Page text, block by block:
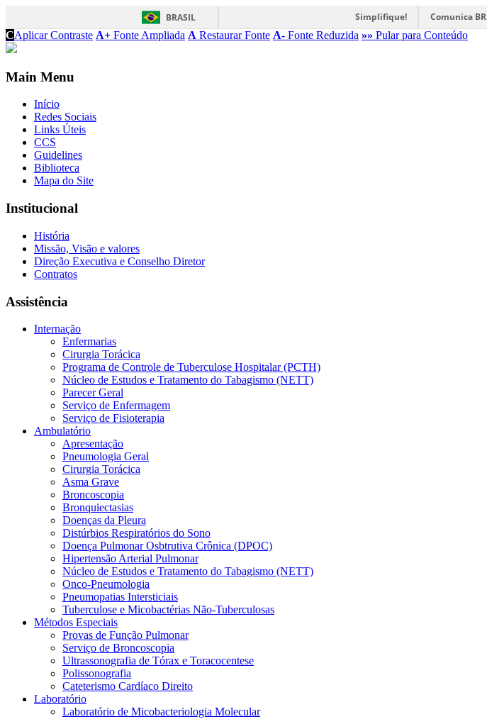
BRASIL Simplifique! Comunica BR
CAplicar Contraste A+ Fonte Ampliada A Restaurar Fonte A- Fonte Reduzida »» Pular para Conteúdo
Main Menu
Início
Redes Sociais
Links Úteis
CCS
Guidelines
Biblioteca
Mapa do Site
Institucional
História
Missão, Visão e valores
Direção Executiva e Conselho Diretor
Contratos
Assistência
Internação
Enfermarias
Cirurgia Torácica
Programa de Controle de Tuberculose Hospitalar (PCTH)
Núcleo de Estudos e Tratamento do Tabagismo (NETT)
Parecer Geral
Serviço de Enfermagem
Serviço de Fisioterapia
Ambulatório
Apresentação
Pneumologia Geral
Cirurgia Torácica
Asma Grave
Broncoscopia
Bronquiectasias
Doenças da Pleura
Distúrbios Respiratórios do Sono
Doença Pulmonar Osbtrutiva Crônica (DPOC)
Hipertensão Arterial Pulmonar
Núcleo de Estudos e Tratamento do Tabagismo (NETT)
Onco-Pneumologia
Pneumopatias Intersticiais
Tuberculose e Micobactérias Não-Tuberculosas
Métodos Especiais
Provas de Função Pulmonar
Serviço de Broncoscopia
Ultrassonografia de Tórax e Toracocentese
Polissonografia
Cateterismo Cardíaco Direito
Laboratório
Laboratório de Micobacteriologia Molecular